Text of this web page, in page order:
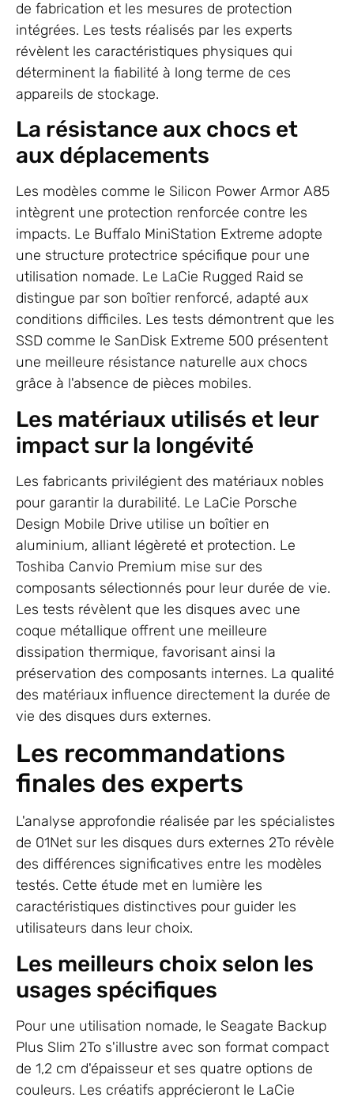
de fabrication et les mesures de protection
intégrées. Les tests réalisés par les experts
révèlent les caractéristiques physiques qui
déterminent la fiabilité à long terme de ces
appareils de stockage.
La résistance aux chocs et
aux déplacements
Les modèles comme le Silicon Power Armor A85
intègrent une protection renforcée contre les
impacts. Le Buffalo MiniStation Extreme adopte
une structure protectrice spécifique pour une
utilisation nomade. Le LaCie Rugged Raid se
distingue par son boîtier renforcé, adapté aux
conditions difficiles. Les tests démontrent que les
SSD comme le SanDisk Extreme 500 présentent
une meilleure résistance naturelle aux chocs
grâce à l'absence de pièces mobiles.
Les matériaux utilisés et leur
impact sur la longévité
Les fabricants privilégient des matériaux nobles
pour garantir la durabilité. Le LaCie Porsche
Design Mobile Drive utilise un boîtier en
aluminium, alliant légèreté et protection. Le
Toshiba Canvio Premium mise sur des
composants sélectionnés pour leur durée de vie.
Les tests révèlent que les disques avec une
coque métallique offrent une meilleure
dissipation thermique, favorisant ainsi la
préservation des composants internes. La qualité
des matériaux influence directement la durée de
vie des disques durs externes.
Les recommandations
finales des experts
L'analyse approfondie réalisée par les spécialistes
de 01Net sur les disques durs externes 2To révèle
des différences significatives entre les modèles
testés. Cette étude met en lumière les
caractéristiques distinctives pour guider les
utilisateurs dans leur choix.
Les meilleurs choix selon les
usages spécifiques
Pour une utilisation nomade, le Seagate Backup
Plus Slim 2To s'illustre avec son format compact
de 1,2 cm d'épaisseur et ses quatre options de
couleurs. Les créatifs apprécieront le LaCie